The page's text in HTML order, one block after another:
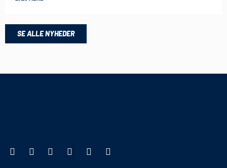
SE ALLE NYHEDER